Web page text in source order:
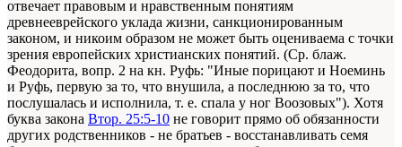
отвечает правовым и нравственным понятиям
древнееврейского уклада жизни, санкционированным
законом, и никоим образом не может быть оцениваема с точки
зрения европейских христианских понятий. (Ср. блаж.
Феодорита, вопр. 2 на кн. Руфь: "Иные порицают и Ноеминь
и Руфь, первую за то, что внушила, а последнюю за то, что
послушалась и исполнила, т. е. спала у ног Воозовых"). Хотя
буква закона Втор. 25:5-10 не говорит прямо об обязанности
других родственников - не братьев - восстанавливать семя